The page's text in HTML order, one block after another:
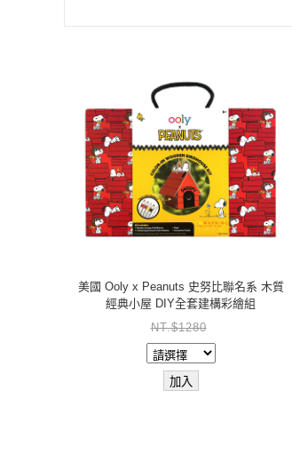
美國 Ooly x Peanuts 史努比聯名系 木質
經典小屋 DIY全套建構彩繪組
NT.$1280